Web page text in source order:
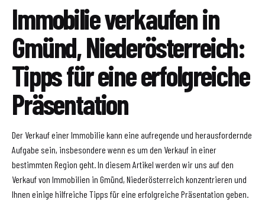
Immobilie verkaufen in
Gmünd, Niederösterreich:
Tipps für eine erfolgreiche
Präsentation
Der Verkauf einer Immobilie kann eine aufregende und herausfordernde
Aufgabe sein, insbesondere wenn es um den Verkauf in einer
bestimmten Region geht. In diesem Artikel werden wir uns auf den
Verkauf von Immobilien in Gmünd, Niederösterreich konzentrieren und
Ihnen einige hilfreiche Tipps für eine erfolgreiche Präsentation geben.